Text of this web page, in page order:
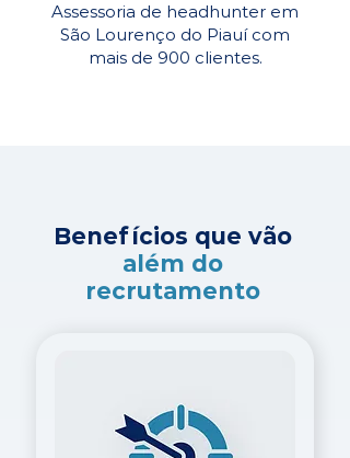
Assessoria de headhunter em
São Lourenço do Piauí com
mais de 900 clientes.
Benefícios que vão
além do
recrutamento